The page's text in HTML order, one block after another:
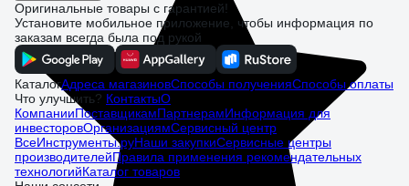
Оригинальные товары с гарантией!
Установите мобильное приложение, чтобы информация по
заказам всегда была под рукой
КаталогАдреса магазиновСпособы полученияСпособы оплаты
Что улучшить? КонтактыО
КомпанииПоставщикамПартнерамИнформация для
инвесторовОрганизациямСервисный центр
ВсеИнструменты.руНаши закупкиСервисные центры
производителейПравила применения рекомендательных
технологийКаталог товаров